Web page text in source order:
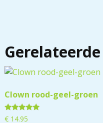
Clown rood-geel-groen
Gewaardeerd
€14.95